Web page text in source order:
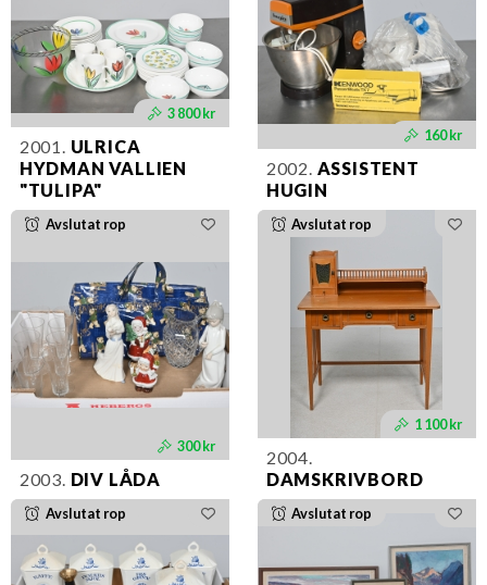
3 800 kr
2001.
ULRICA
HYDMAN VALLIEN
"TULIPA"
160 kr
2002. ASSISTENT
HUGIN
Avslutat rop
300 kr
2003. DIV LÅDA
Avslutat rop
1 100 kr
2004.
DAMSKRIVBORD
Avslutat rop Avslutat rop